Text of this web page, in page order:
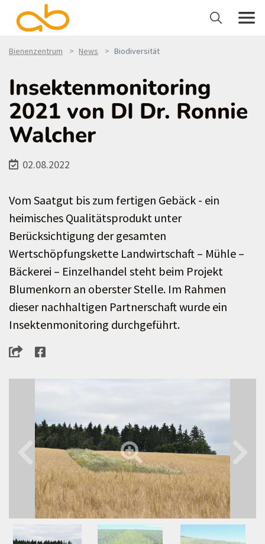
Bienenzentrum News Biodiversität
Insektenmonitoring
2021 von DI Dr. Ronnie
Walcher
02.08.2022
Vom Saatgut bis zum fertigen Gebäck - ein
heimisches Qualitätsprodukt unter
Berücksichtigung der gesamten
Wertschöpfungskette Landwirtschaft – Mühle –
Bäckerei – Einzelhandel steht beim Projekt
Blumenkorn an oberster Stelle. Im Rahmen
dieser nachhaltigen Partnerschaft wurde ein
Insektenmonitoring durchgeführt.